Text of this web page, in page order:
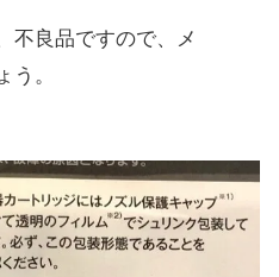
不良品ですので、メ
う。